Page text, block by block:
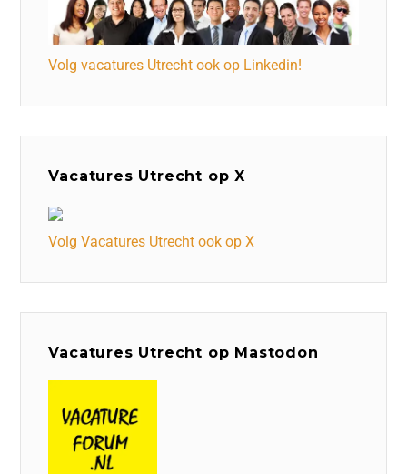
Volg vacatures Utrecht ook op Linkedin!
Vacatures Utrecht op X
Volg Vacatures Utrecht ook op X
Vacatures Utrecht op Mastodon